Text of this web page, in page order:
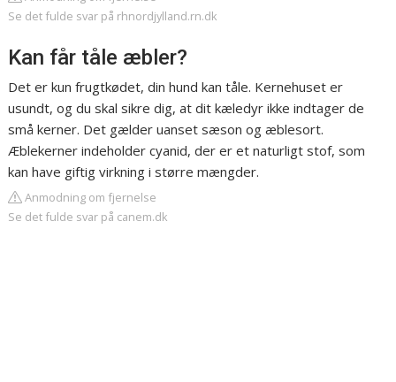
Se det fulde svar på rhnordjylland.rn.dk
Kan får tåle æbler?
Det er kun frugtkødet, din hund kan tåle. Kernehuset er
usundt, og du skal sikre dig, at dit kæledyr ikke indtager de
små kerner. Det gælder uanset sæson og æblesort.
Æblekerner indeholder cyanid, der er et naturligt stof, som
kan have giftig virkning i større mængder.
Anmodning om fjernelse
Se det fulde svar på canem.dk